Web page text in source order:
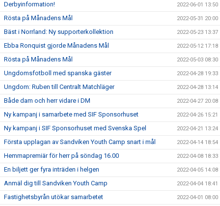
Derbyinformation! 2022-06-01 13:50
Rösta på Månadens Mål 2022-05-31 20:00
Bäst i Norrland: Ny supporterkollektion 2022-05-23 13:37
Ebba Ronquist gjorde Månadens Mål 2022-05-12 17:18
Rösta på Månadens Mål 2022-05-03 08:30
Ungdomsfotboll med spanska gäster 2022-04-28 19:33
Ungdom: Ruben till Centralt Matchläger 2022-04-28 13:14
Både dam och herr vidare i DM 2022-04-27 20:08
Ny kampanj i samarbete med SIF Sponsorhuset 2022-04-26 15:21
Ny kampanj i SIF Sponsorhuset med Svenska Spel 2022-04-21 13:24
Första upplagan av Sandviken Youth Camp snart i mål 2022-04-14 18:54
Hemmapremiär för herr på söndag 16.00 2022-04-08 18:33
En biljett ger fyra inträden i helgen 2022-04-05 14:08
Anmäl dig till Sandviken Youth Camp 2022-04-04 18:41
Fastighetsbyrån utökar samarbetet 2022-04-01 08:00